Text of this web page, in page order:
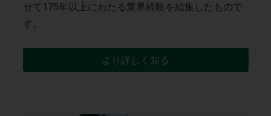
せて175年以上にわたる業界経験を結集したもので
す。
より詳しく知る